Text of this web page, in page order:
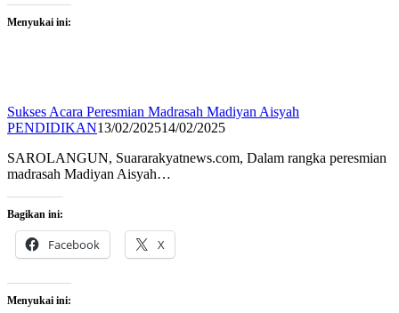
Menyukai ini:
Sukses Acara Peresmian Madrasah Madiyan Aisyah
PENDIDIKAN13/02/202514/02/2025
SAROLANGUN, Suararakyatnews.com, Dalam rangka peresmian
madrasah Madiyan Aisyah…
Bagikan ini:
Facebook X
Menyukai ini: